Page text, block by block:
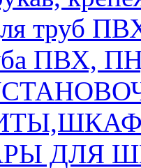
труб
ПВХ,
ДЛЯ